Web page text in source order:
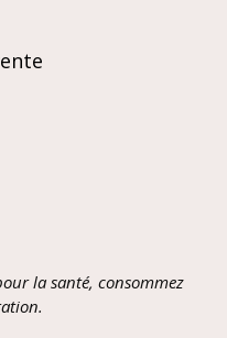
la santé, consommez